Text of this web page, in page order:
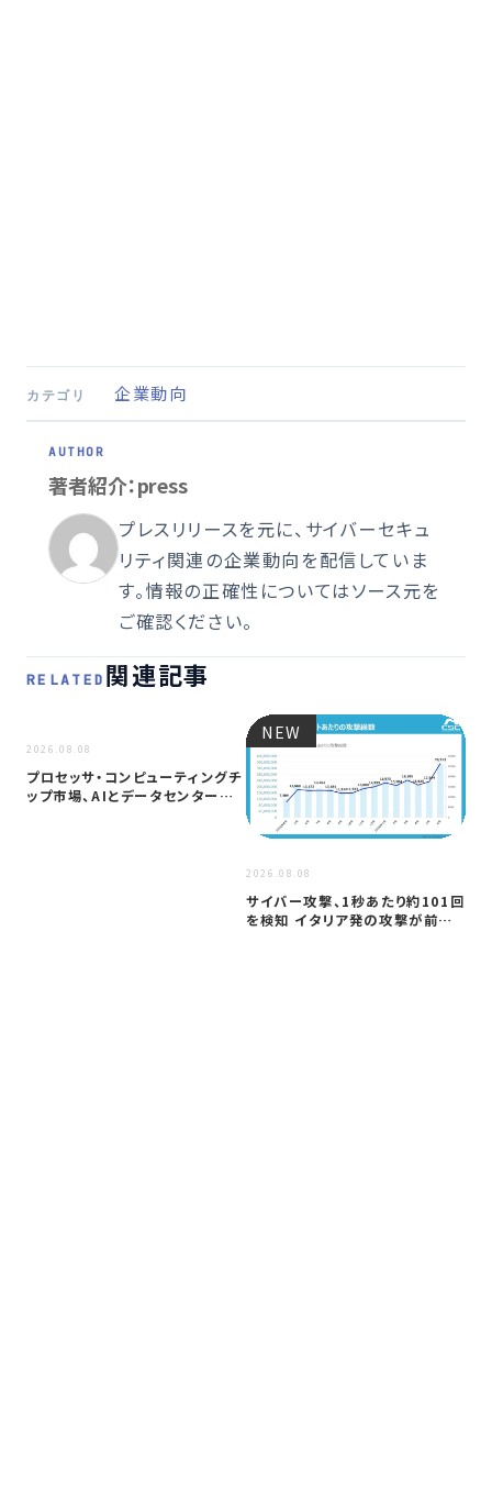
カテゴリ 企業動向
著者紹介：press
プレスリリースを元に、サイバーセキュ
リティ関連の企業動向を配信していま
す。情報の正確性についてはソース元を
ご確認ください。
RELATED 関連記事
2026.08.08
プロセッサ・コンピューティングチ
ップ市場、AIとデータセンター需
NEW
2026.08.08
サイバー攻撃、1秒あたり約101回
を検知 イタリア発の攻撃が前年